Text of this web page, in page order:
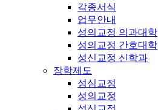
각종서식
업무안내
성의교정 의과대학
성의교정 간호대학
성신교정 신학과
장학제도
성심교정
성의교정